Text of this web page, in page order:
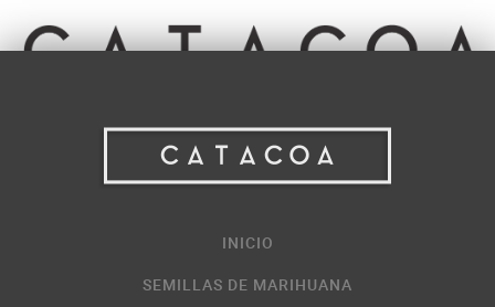
INICIO
SEMILLAS DE MARIHUANA